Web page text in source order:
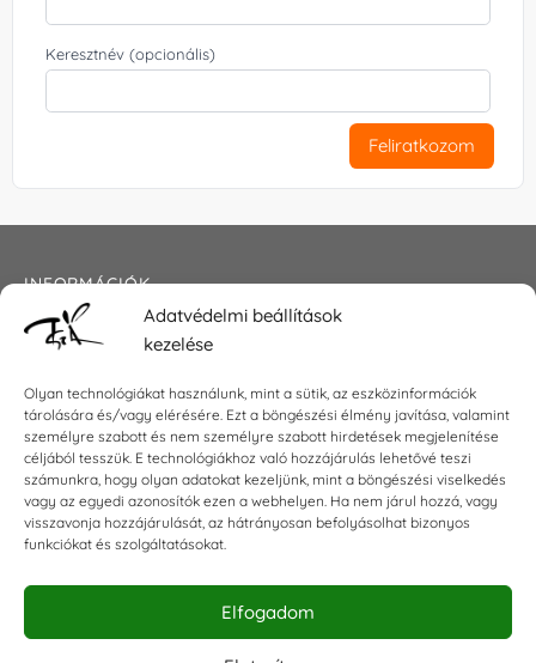
Adatvédelmi beállítások
kezelése
Olyan technológiákat használunk, mint a sütik, az eszközinformációk
tárolására és/vagy elérésére. Ezt a böngészési élmény javítása, valamint
személyre szabott és nem személyre szabott hirdetések megjelenítése
céljából tesszük. E technológiákhoz való hozzájárulás lehetővé teszi
számunkra, hogy olyan adatokat kezeljünk, mint a böngészési viselkedés
vagy az egyedi azonosítók ezen a webhelyen. Ha nem járul hozzá, vagy
visszavonja hozzájárulását, az hátrányosan befolyásolhat bizonyos
funkciókat és szolgáltatásokat.
Elfogadom
Keresztnév (opcionális)
Feliratkozom
INFORMÁCIÓK
Általános szerződési feltételek
Impresszum
KAPCSOLAT
E-mail:shop@torokszilvi.com
Telefon: +36 30 6767872
KÖZÖSSÉGI